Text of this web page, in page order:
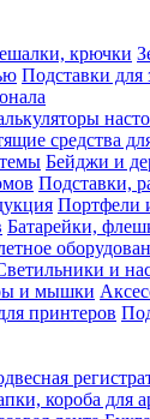
крючки
Подставки для
средства
Бейджи и
Подставки,
Портфели
Батарейки,
и
и мышки
принтеров
короба для